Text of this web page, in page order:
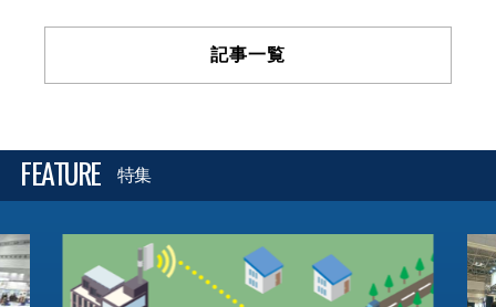
記事一覧
FEATURE 特集